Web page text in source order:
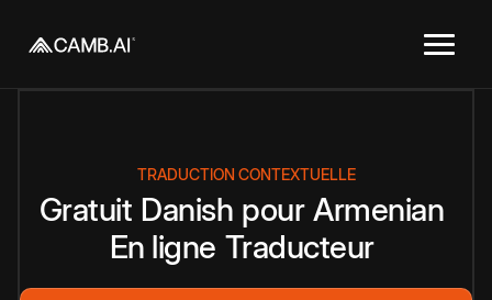
TRADUCTION CONTEXTUELLE
Gratuit Danish pour Armenian
En ligne Traducteur